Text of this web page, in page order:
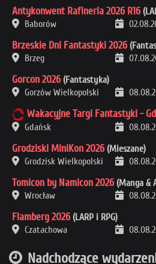
Antykonwent Rafineria 2026 R16
Baborów
Brzeskie Dni Fantastyki 2026
Brzeg
Gorcon 2026 (Fantastyka)
Gorzów Wielkopolski
Wakacyjne Targi Fantastyki -
Gdańsk
Grodziski MiniKon 2026 (Mieszane)
Grodzisk Wielkopolski
Tomicon by Namicon 2026 (Manga &
Wrocław
Flamberg 2026 (LARP i RPG)
Czatachowa
Nadchodzące